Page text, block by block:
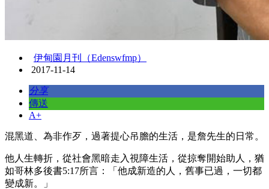
伊甸園月刊（Edenswfmp）
2017-11-14
分享
傳送
A+
混黑道、為非作歹，過著提心吊膽的生活，是詹先生的日常。
他人生轉折，從社會黑暗走入視障生活，從掠奪開始助人，猶
如哥林多後書5:17所言：「他成新造的人，舊事已過，一切都
變成新。」